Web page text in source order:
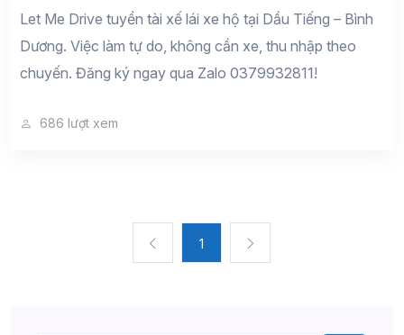
Let Me Drive tuyển tài xế lái xe hộ tại Dầu Tiếng – Bình
Dương. Việc làm tự do, không cần xe, thu nhập theo
chuyến. Đăng ký ngay qua Zalo 0379932811!
686 lượt xem
1